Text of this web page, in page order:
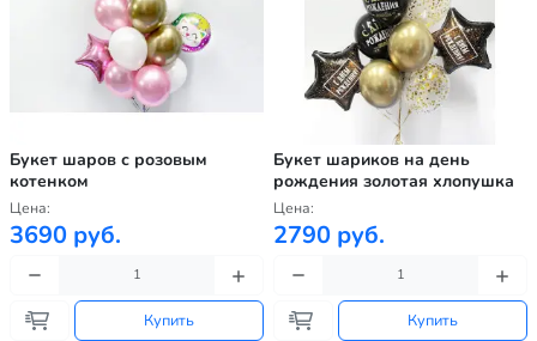
Букет шаров с розовым
котенком
Цена:
3690 руб.
Купить
Букет шариков на день
рождения золотая хлопушка
Цена:
2790 руб.
Купить